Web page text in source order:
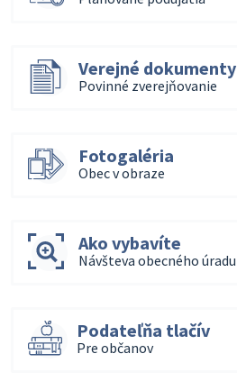
Verejné dokumenty
Povinné zverejňovanie
Fotogaléria
Obec v obraze
Ako vybavíte
Návšteva obecného úradu
Podateľňa tlačív
Pre občanov